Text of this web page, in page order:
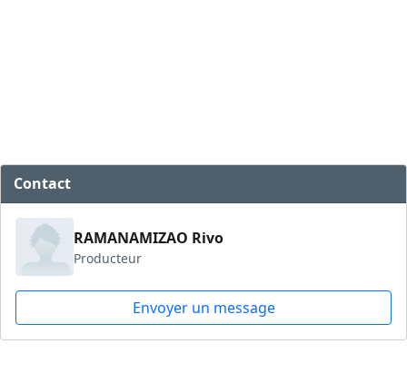
Contact
RAMANAMIZAO Rivo
Producteur
Envoyer un message